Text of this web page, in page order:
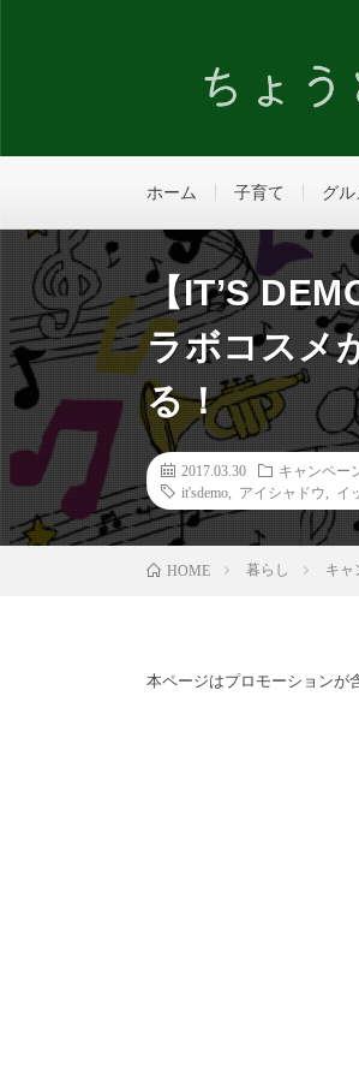
ホーム 子育て グル
【IT’S
ラボコスメ
る！
2017.03.30 キャンペー
it'sdemo アイシャドウ イ
HOME 暮らし キャ
本ページはプロモーションが